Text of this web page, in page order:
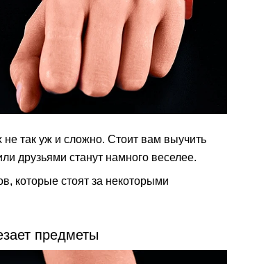
так уж и сложно. Стоит вам выучить
друзьями станут намного веселее.
которые стоят за некоторыми
предметы